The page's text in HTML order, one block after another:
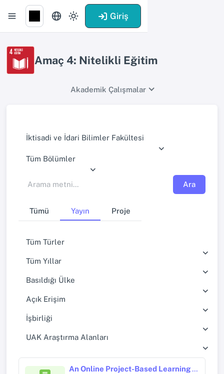
Giriş
Amaç 4: Nitelikli Eğitim
Akademik Çalışmalar
İktisadi ve İdari Bilimler Fakültesi
Tüm Bölümler
Ara
Tümü Yayın Proje
Tüm Türler
Tüm Yıllar
Basıldığı Ülke
Açık Erişim
İşbirliği
UAK Araştırma Alanları
An Online Project-Based Learning Application to Develop Secondary School Students' 21st-Century Skills